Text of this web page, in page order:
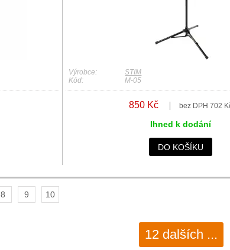
Výrobce:
STIM
Kód:
M-05
850 Kč bez DPH 702
Ihned k dodání
DO KOŠÍKU
8 9 10
12 dalších ...